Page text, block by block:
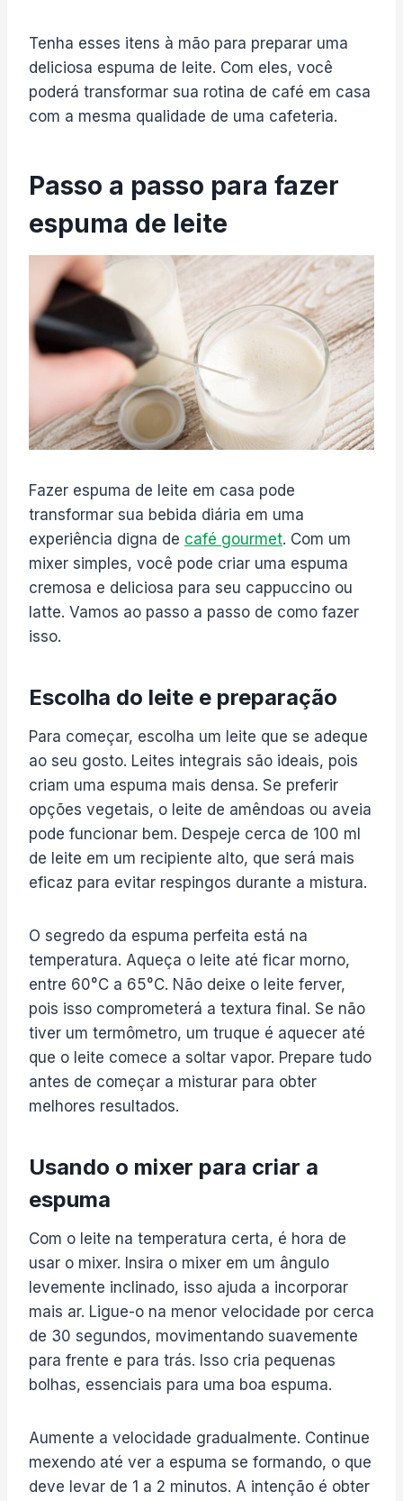
Tenha esses itens à mão para preparar uma
deliciosa espuma de leite. Com eles, você
poderá transformar sua rotina de café em casa
com a mesma qualidade de uma cafeteria.
Passo a passo para fazer
espuma de leite
Fazer espuma de leite em casa pode
transformar sua bebida diária em uma
experiência digna de café gourmet. Com um
mixer simples, você pode criar uma espuma
cremosa e deliciosa para seu cappuccino ou
latte. Vamos ao passo a passo de como fazer
isso.
Escolha do leite e preparação
Para começar, escolha um leite que se adeque
ao seu gosto. Leites integrais são ideais, pois
criam uma espuma mais densa. Se preferir
opções vegetais, o leite de amêndoas ou aveia
pode funcionar bem. Despeje cerca de 100 ml
de leite em um recipiente alto, que será mais
eficaz para evitar respingos durante a mistura.
O segredo da espuma perfeita está na
temperatura. Aqueça o leite até ficar morno,
entre 60°C a 65°C. Não deixe o leite ferver,
pois isso comprometerá a textura final. Se não
tiver um termômetro, um truque é aquecer até
que o leite comece a soltar vapor. Prepare tudo
antes de começar a misturar para obter
melhores resultados.
Usando o mixer para criar a
espuma
Com o leite na temperatura certa, é hora de
usar o mixer. Insira o mixer em um ângulo
levemente inclinado, isso ajuda a incorporar
mais ar. Ligue-o na menor velocidade por cerca
de 30 segundos, movimentando suavemente
para frente e para trás. Isso cria pequenas
bolhas, essenciais para uma boa espuma.
Aumente a velocidade gradualmente. Continue
mexendo até ver a espuma se formando, o que
deve levar de 1 a 2 minutos. A intenção é obter